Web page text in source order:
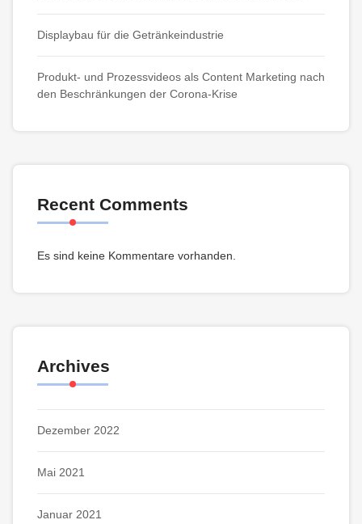
Displaybau für die Getränkeindustrie
Produkt- und Prozessvideos als Content Marketing nach
den Beschränkungen der Corona-Krise
Recent Comments
Es sind keine Kommentare vorhanden.
Archives
Dezember 2022
Mai 2021
Januar 2021